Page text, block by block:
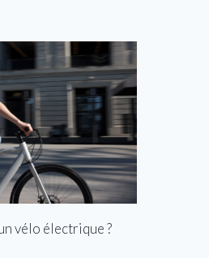
vélo électrique ?